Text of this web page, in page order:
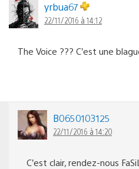
yrbua67
22/11/2016 à 14:12
The Voice ??? C’est une
B0650103125
22/11/2016 à 14:20
C’est clair, rendez-nous